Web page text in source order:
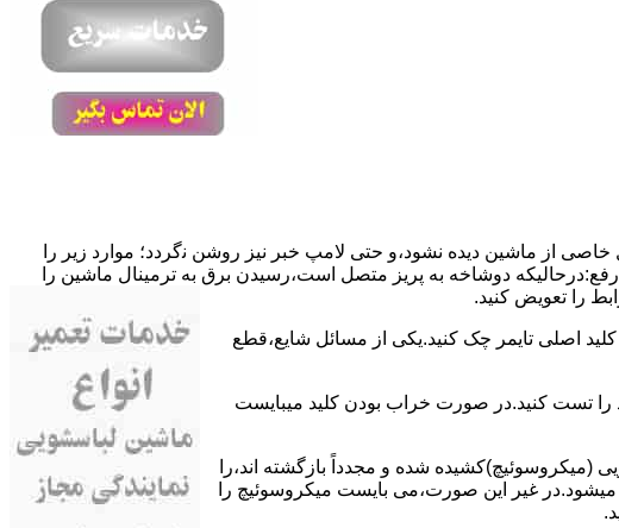
از ﻣﺎﺷﯿﻦ دﯾﺪه نشود،و حتی ﻻﻣﭗ ﺧﺒﺮ ﻧﯿﺰ روﺷﻦ ﻧگردد؛ موارد زیر را
دوﺷﺎﺧﻪ و ﯾﺎ ﮐﺎﺑﻞ راﺑﻂ ﻣﻌﯿﻮب ﺷﺪه است.نحوه رفع:درحالیکه دوﺷﺎﺧﻪ ﺑﻪ ﭘﺮﯾﺰ ﻣﺘﺼﻞ اﺳﺖ،رﺳﯿﺪن ﺑﺮق ﺑﻪ ﺗﺮﻣﯿﻨﺎل ﻣﺎﺷﯿﻦ را
را ﺗﻌﻮﯾﺾ کنید.
ﮐﻠﯿﺪ اﺻﻠﯽ ﺗﺎﯾﻤﺮ چک کنید.یکی از مسائل شایع،ﻗﻄﻊ
را ﺗﺴﺖ ﮐﻨﯿﺪ.در ﺻﻮرت ﺧﺮاب ﺑﻮدن ﮐﻠﯿﺪ میبایست
شده و مجدداً بازگشته اند،را
ﻏﯿﺮ اﯾﻦ ﺻﻮرت،می بایست ﻣﯿﮑﺮوﺳﻮﺋﯿﭻ را